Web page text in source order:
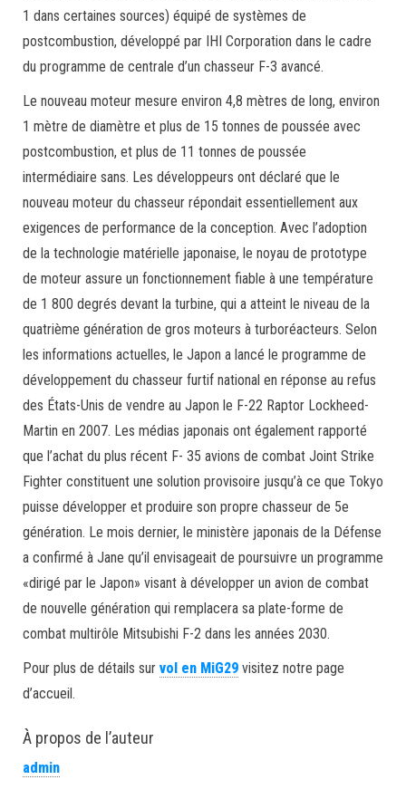
1 dans certaines sources) équipé de systèmes de
postcombustion, développé par IHI Corporation dans le cadre
du programme de centrale d’un chasseur F-3 avancé.
Le nouveau moteur mesure environ 4,8 mètres de long, environ
1 mètre de diamètre et plus de 15 tonnes de poussée avec
postcombustion, et plus de 11 tonnes de poussée
intermédiaire sans. Les développeurs ont déclaré que le
nouveau moteur du chasseur répondait essentiellement aux
exigences de performance de la conception. Avec l’adoption
de la technologie matérielle japonaise, le noyau de prototype
de moteur assure un fonctionnement fiable à une température
de 1 800 degrés devant la turbine, qui a atteint le niveau de la
quatrième génération de gros moteurs à turboréacteurs. Selon
les informations actuelles, le Japon a lancé le programme de
développement du chasseur furtif national en réponse au refus
des États-Unis de vendre au Japon le F-22 Raptor Lockheed-
Martin en 2007. Les médias japonais ont également rapporté
que l’achat du plus récent F- 35 avions de combat Joint Strike
Fighter constituent une solution provisoire jusqu’à ce que Tokyo
puisse développer et produire son propre chasseur de 5e
génération. Le mois dernier, le ministère japonais de la Défense
a confirmé à Jane qu’il envisageait de poursuivre un programme
«dirigé par le Japon» visant à développer un avion de combat
de nouvelle génération qui remplacera sa plate-forme de
combat multirôle Mitsubishi F-2 dans les années 2030.
Pour plus de détails sur vol en MiG29 visitez notre page
d’accueil.
À propos de l’auteur
admin